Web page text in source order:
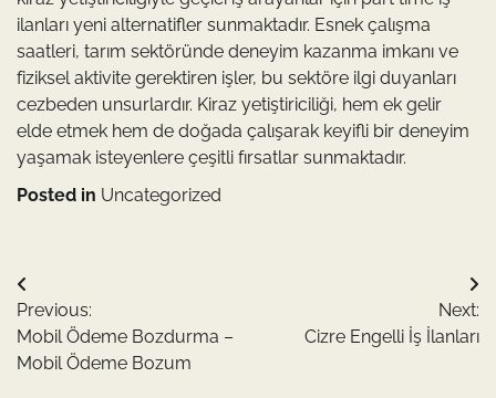
ilanları yeni alternatifler sunmaktadır. Esnek çalışma
saatleri, tarım sektöründe deneyim kazanma imkanı ve
fiziksel aktivite gerektiren işler, bu sektöre ilgi duyanları
cezbeden unsurlardır. Kiraz yetiştiriciliği, hem ek gelir
elde etmek hem de doğada çalışarak keyifli bir deneyim
yaşamak isteyenlere çeşitli fırsatlar sunmaktadır.
Posted in Uncategorized
Yazı
gezinmesi
Previous:
Mobil Ödeme Bozdurma –
Mobil Ödeme Bozum
Next:
Cizre Engelli İş İlanları